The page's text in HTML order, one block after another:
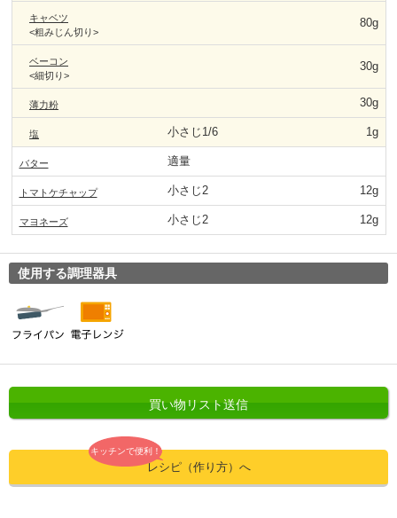
キャベツ
<粗みじん切り>
80g
ベーコン
<細切り>
30g
薄力粉 30g
塩 小さじ1/6 1g
バター 適量
トマトケチャップ 小さじ2 12g
マヨネーズ 小さじ2 12g
使用する調理器具
買い物リスト送信
キッチンで便利！
レシピ（作り方）へ